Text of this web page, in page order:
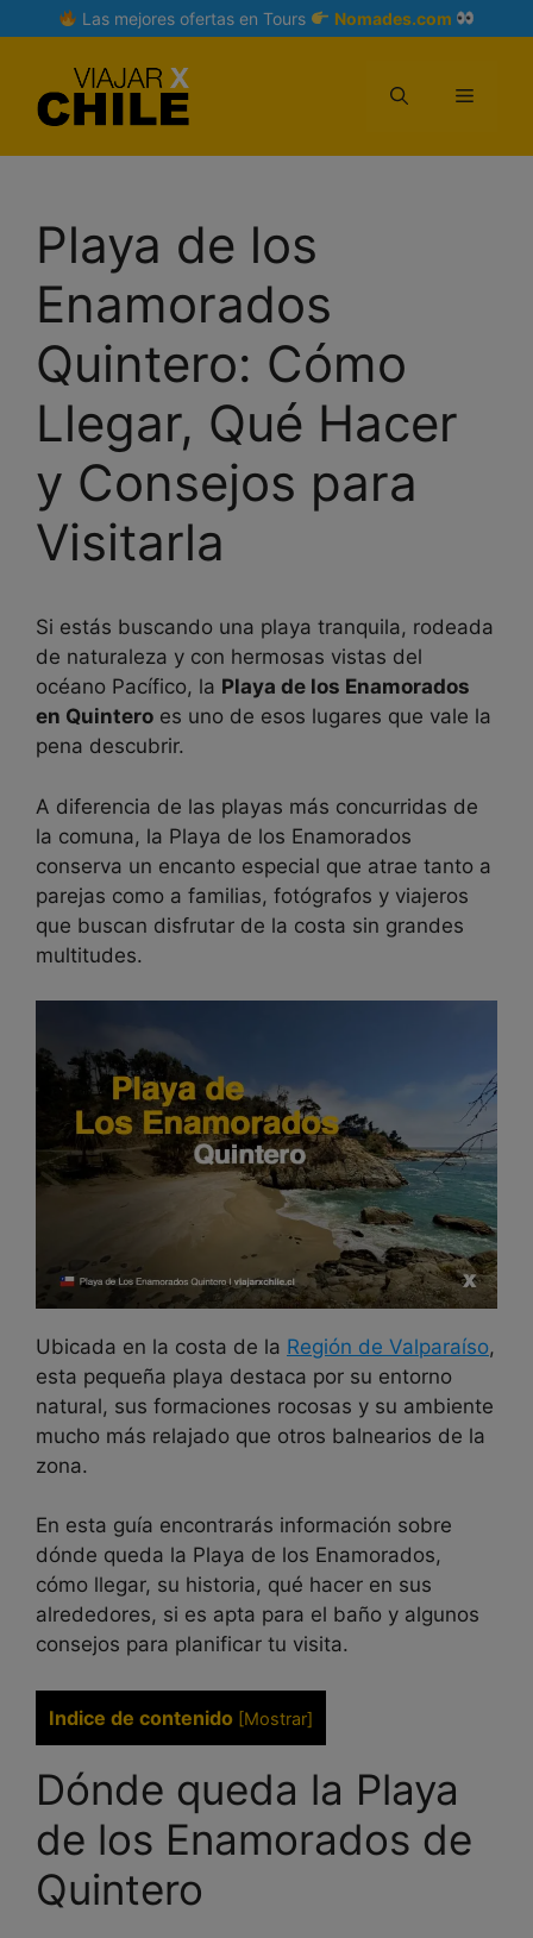
to
Las mejores ofertas en Tours Nomades.com
Menu
Playa de los
Enamorados
Quintero: Cómo
Llegar, Qué Hacer
y Consejos para
Visitarla
Si estás buscando una playa tranquila, rodeada
de naturaleza y con hermosas vistas del
océano Pacífico, la Playa de los Enamorados
en Quintero es uno de esos lugares que vale la
pena descubrir.
A diferencia de las playas más concurridas de
la comuna, la Playa de los Enamorados
conserva un encanto especial que atrae tanto a
parejas como a familias, fotógrafos y viajeros
que buscan disfrutar de la costa sin grandes
multitudes.
Ubicada en la costa de la Región de Valparaíso,
esta pequeña playa destaca por su entorno
natural, sus formaciones rocosas y su ambiente
mucho más relajado que otros balnearios de la
zona.
En esta guía encontrarás información sobre
dónde queda la Playa de los Enamorados,
cómo llegar, su historia, qué hacer en sus
alrededores, si es apta para el baño y algunos
consejos para planificar tu visita.
Indice de contenido [Mostrar]
Dónde queda la Playa
de los Enamorados de
Quintero